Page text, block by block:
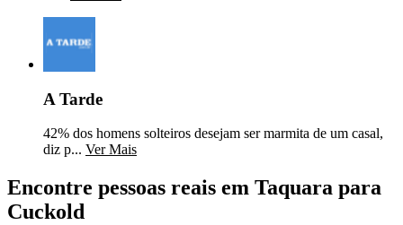
A Tarde
42% dos homens solteiros desejam ser marmita de um casal,
diz p... Ver Mais
Encontre pessoas reais em Taquara para
Cuckold